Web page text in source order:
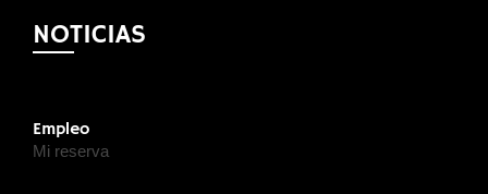
NOTICIAS
Empleo
Mi reserva